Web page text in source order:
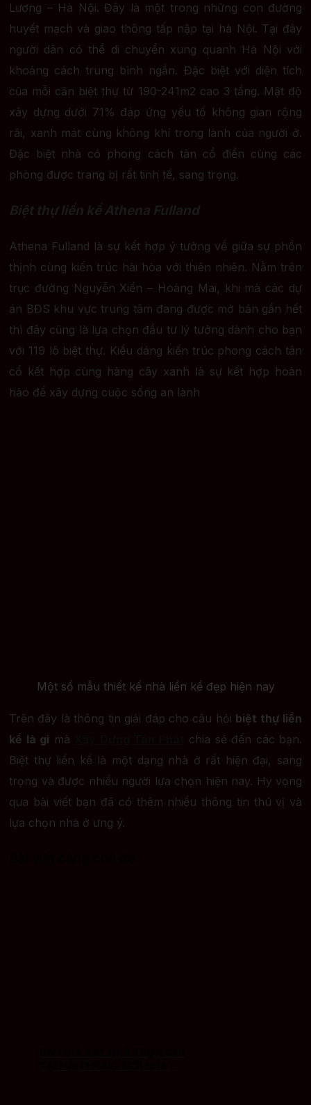
Lương – Hà Nội. Đây là một trong những con đường
huyết mạch và giao thông tấp nập tại hà Nội. Tại đây
người dân có thể di chuyển xung quanh Hà Nội với
khoảng cách trung bình ngắn. Đặc biệt với diện tích
của mỗi căn biệt thự từ 190-241m2 cao 3 tầng. Mật độ
xây dựng dưới 71% đáp ứng yếu tố không gian rộng
rãi, xanh mát cùng không khí trong lành của người ở.
Đặc biệt nhà có phong cách tân cổ điền cùng các
phòng được trang bị rất tinh tế, sang trọng.
Biệt thự liền kề Athena Fulland
Athena Fulland là sự kết hợp ý tưởng về giữa sự phồn
thịnh cùng kiến trúc hài hòa với thiên nhiên. Nằm trên
trục đường Nguyễn Xiển – Hoàng Mai, khi mà các dự
án BĐS khu vực trung tâm đang được mở bản gần hết
thì đây cũng là lựa chọn đầu tư lý tưởng dành cho bạn
với 119 lô biệt thự. Kiểu dáng kiến trúc phong cách tân
cổ kết hợp cùng hàng cây xanh là sự kết hợp hoàn
hảo để xây dựng cuộc sống an lành
Một số mẫu thiết kế nhà liền kề đẹp hiện nay
Trên đây là thông tin giải đáp cho câu hỏi biệt thự liền
kề là gì mà
chia sẻ đến các bạn.
Biệt thự liền kề là một dạng nhà ở rất hiện đại, sang
trọng và được nhiều người lựa chọn hiện nay. Hy vọng
qua bài viết bạn đã có thêm nhiều thông tin thú vị và
lựa chọn nhà ở ưng ý.